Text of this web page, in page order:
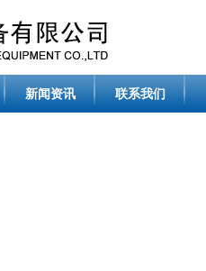
新闻资讯 联系我们